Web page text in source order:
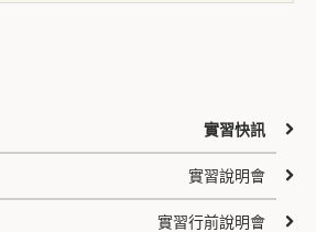
實習快訊
實習說明會
實習行前說明會